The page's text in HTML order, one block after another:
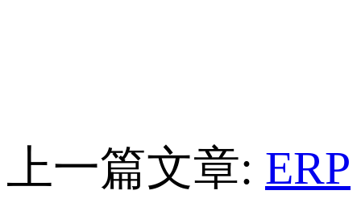
上一篇文章: ERP